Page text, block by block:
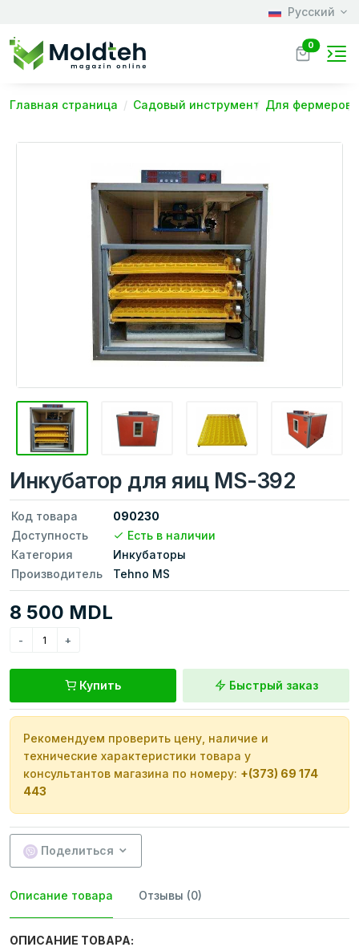
Русский
0
Главная страница Садовый инструмент Для фермеров
Инкубатор для яиц MS-392
Код товара
090230
Доступность
Есть в наличии
Категория
Инкубаторы
Производитель
Tehno MS
8 500 MDL
Купить Быстрый заказ
Рекомендуем проверить цену, наличие и
технические характеристики товара у
консультантов магазина по номеру: +(373) 69 174
443
Поделиться
Описание товара Отзывы (0)
ОПИСАНИЕ ТОВАРА: